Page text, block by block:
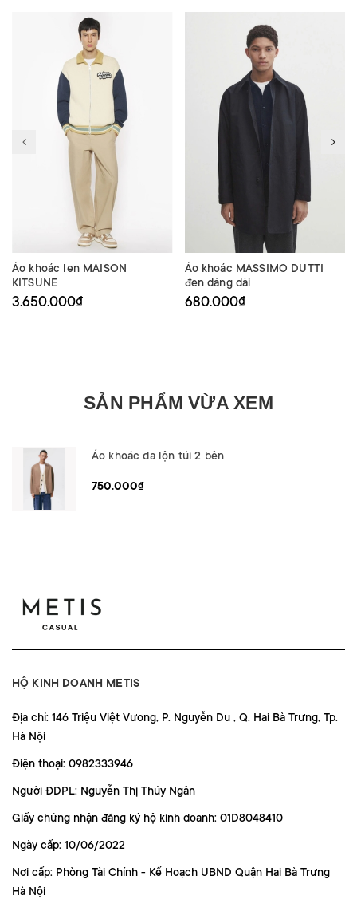
Áo khoác len MAISON
KITSUNE
3.650.000₫
Áo khoác MASSIMO DUTTI
đen dáng dài
680.000₫
SẢN PHẨM VỪA XEM
Áo khoác da lộn túi 2 bên
750.000₫
HỘ KINH DOANH METIS
Địa chỉ: 146 Triệu Việt Vương, P. Nguyễn Du , Q. Hai Bà Trưng, Tp.
Hà Nội
Điện thoại: 0982333946
Người ĐDPL: Nguyễn Thị Thúy Ngân
Giấy chứng nhận đăng ký hộ kinh doanh: 01D8048410
Ngày cấp: 10/06/2022
Nơi cấp: Phòng Tài Chính - Kế Hoạch UBND Quận Hai Bà Trưng
Hà Nội